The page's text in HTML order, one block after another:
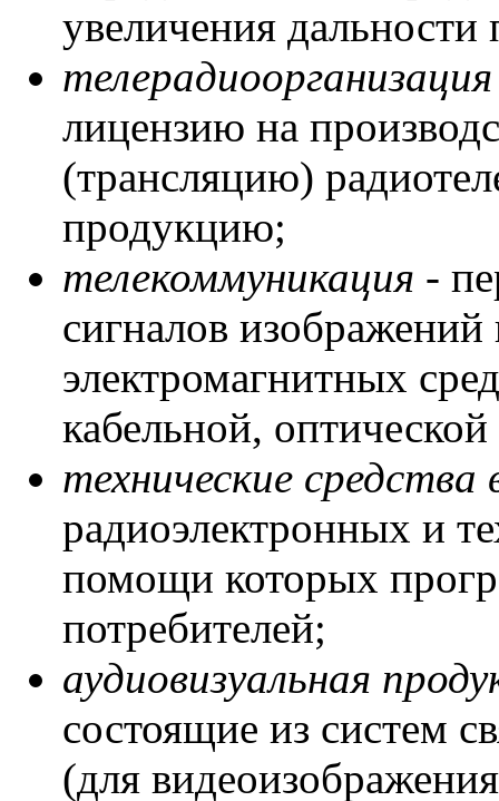
увеличения дальности
телерадиоорганизация
лицензию на
(трансляцию)
продукцию;
телекоммуникация -
сигналов
электромагнитных
кабельной,
технические средства
радиоэлектронных и
помощи которых
потребителей;
аудиовизуальная
состоящие из систем
(для